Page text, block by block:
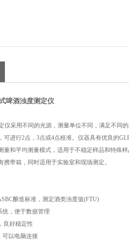
啤酒浊度测定仪
仪采用不同的光源，测量单位不同，满足不同
可进行2点， 3点或4点校准。仪器具有优良的
量和平均测量模式，适用于不稳定样品和特殊
携带箱，同时适用于实验室和现场测定。
酿造标准，测定酒类浊度值(FTU)
统，便于数据管理
良好稳定性
可以电脑连接